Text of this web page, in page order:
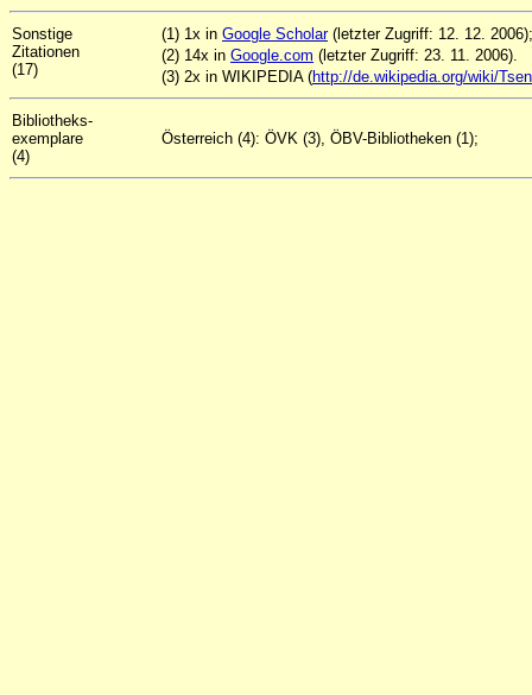
Sonstige
Zitationen
(17)
(1) 1x in Google Scholar(letzter Zugriff: 12. 12. 2006);
(2) 14x in Google.com (letzter Zugriff: 23. 11. 2006).
(3) 2x in WIKIPEDIA (http://de.wikipedia.org/wiki/
Bibliotheks-
exemplare
(4)
Österreich (4): ÖVK (3), ÖBV-Bibliotheken (1);